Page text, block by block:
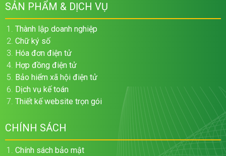
SẢN PHẨM & DỊCH VỤ
Thành lập doanh nghiệp
Chữ ký số
Hóa đơn điện tử
Hợp đồng điện tử
Bảo hiểm xã hội điện tử
Dịch vụ kế toán
Thiết kế website trọn gói
CHÍNH SÁCH
Chính sách bảo mật